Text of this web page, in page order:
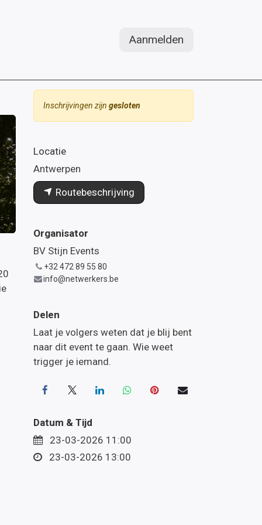
Aanmelden
Inschrijvingen zijn gesloten
Locatie
Antwerpen
Routebeschrijving
Organisator
BV Stijn Events
+32 472 89 55 80
info@netwerkers.be
Delen
Laat je volgers weten dat je blij bent
naar dit event te gaan. Wie weet
trigger je iemand.
Datum & Tijd
23-03-2026 11:00
23-03-2026 13:00